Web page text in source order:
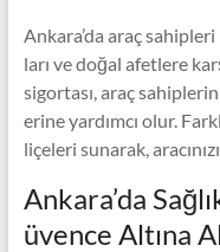
Ankara’da araç
ları ve doğal afetlere
sigortası, araç
erine yardımcı olur.
liçeleri sunarak,
Ankara’da
üvence Altına